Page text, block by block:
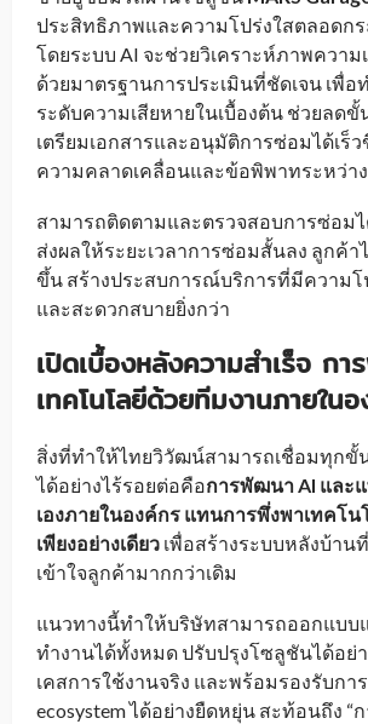
ประสิทธิภาพและความโปร่งใสตลอดก
โดยระบบ AI จะช่วยวิเคราะห์ภาพความ
ด้วยมาตรฐานการประเมินที่ชัดเจน เพื่อ
ระดับความเสียหายในเบื้องต้น ช่วยลด
เตรียมเอกสารและอนุมัติการซ่อมได้เร็
ความคลาดเคลื่อนและข้อพิพาทระหว่า
สามารถติดตามและตรวจสอบการซ่อมไ
ส่งผลให้ระยะเวลาการซ่อมสั้นลง ลูกค้า
ขึ้น สร้างประสบการณ์บริการที่มีความโ
และสะดวกสบายยิ่งกว่า
เปิดเบื้องหลังความสำเร็จ ก
เทคโนโลยีด้วยทีมงานภายใน
สิ่งที่ทำให้ไทยวิวัฒน์สามารถเชื่อมทุกขั้
ได้อย่างไร้รอยต่อคือการพัฒนา AI และ
เองภายในองค์กร แทนการพึ่งพาเทคโ
เพียงอย่างเดียว เพื่อสร้างระบบหลังบ้าน
เข้าใจลูกค้ามากกว่าเดิม
แนวทางนี้ทำให้บริษัทสามารถออกแบบ
ทำงานได้ทั้งหมด ปรับปรุงโซลูชันได้อย่า
เคสการใช้งานจริง และพร้อมรองรับกา
ecosystem ได้อย่างยืดหยุ่น สะท้อนถึง “